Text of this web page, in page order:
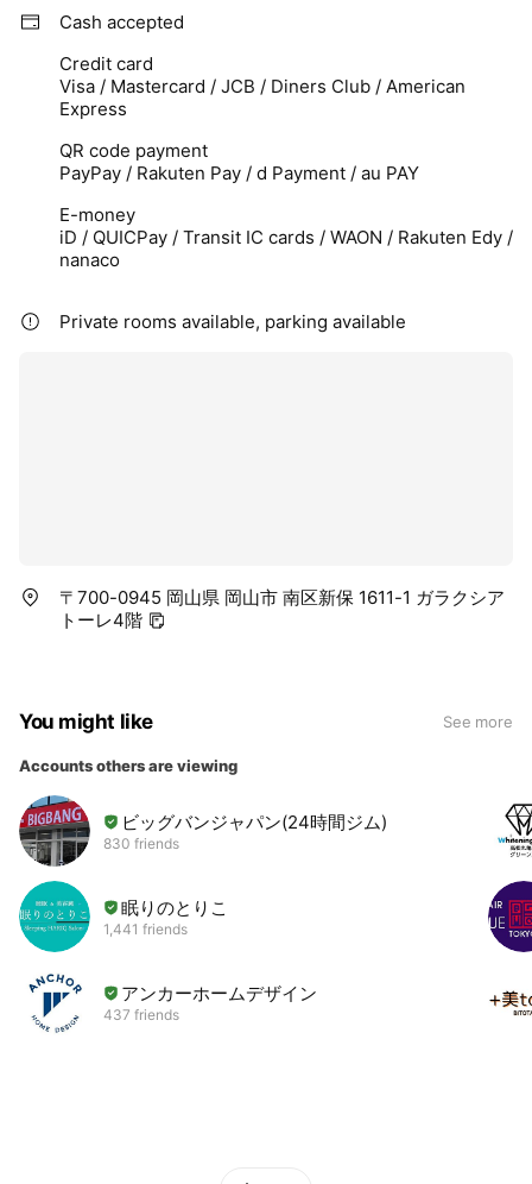
Cash accepted
Credit card
Visa / Mastercard / JCB / Diners Club / American
Express
QR code payment
PayPay / Rakuten Pay / d Payment / au PAY
E-money
iD / QUICPay / Transit IC cards / WAON / Rakuten Edy /
nanaco
Private rooms available, parking available
〒700-0945 岡山県 岡山市 南区新保 1611-1 ガラクシア
トーレ4階
You might like See more
Accounts others are viewing
ビッグバンジャパン(24時間ジム)
830 friends
眠りのとりこ
1,441 friends
アンカーホームデザイン
437 friends